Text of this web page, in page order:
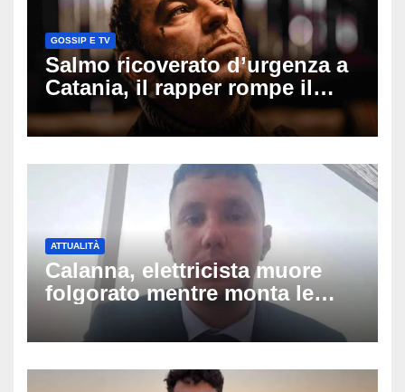
GOSSIP E TV
Salmo ricoverato d’urgenza a
Catania, il rapper rompe il
silenzio dopo la notte in
ospedale: come sta e cosa
ATTUALITÀ
Calanna, elettricista muore
folgorato mentre monta le
luminarie della festa: chi era
Fabio Calabrò e cosa è